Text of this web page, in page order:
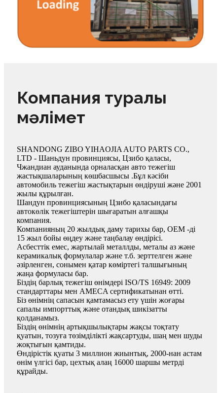
Компания туралы
мәлімет
SHANDONG ZIBO YIHAOJIA AUTO PARTS CO.,
LTD - Шаньдун провинциясы, Цзибо қаласы,
Чжандиан ауданында орналасқан авто тежегіш
жастықшаларының көшбасшысы .Бұл кәсіби
автомобиль тежегіш жастықтарын өндіруші және 2001
жылы құрылған.
Шандун провинциясының Цзибо қаласындағы
автокөлік тежегіштерін шығаратын алғашқы
компания.
Компанияның 20 жылдық даму тарихы бар, OEM -ді
15 жыл бойы өңдеу және таңбалау өндірісі.
Асбесттік емес, жартылай металлды, металы аз және
керамикалық формулалар және т.б. зерттелген және
әзірленген, сонымен қатар көміртегі талшығының
жаңа формуласы бар.
Біздің барлық тежегіш өнімдері ISO/TS 16949: 2009
стандарттары мен AMECA сертификатынан өтті.
Біз өнімнің сапасын қамтамасыз ету үшін жоғары
сапалы импорттық және отандық шикізатты
қолданамыз.
Біздің өнімнің артықшылықтары жақсы тоқтату
қуатын, тозуға төзімділікті жақсартуды, шаң мен шуды
жоқтығын қамтиды.
Өндірістік қуаты 3 миллион жиынтық, 2000-нан астам
өнім үлгісі бар, цехтық алаң 16000 шаршы метрді
құрайды.